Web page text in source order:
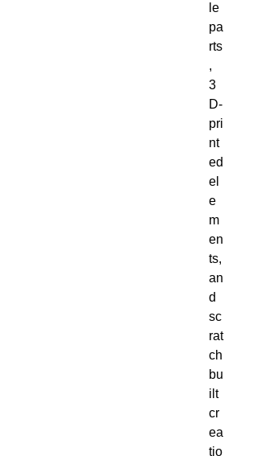
le
pa
rts
,
3
D-
pri
nt
ed
el
e
m
en
ts,
an
d
sc
rat
ch
bu
ilt
cr
ea
tio